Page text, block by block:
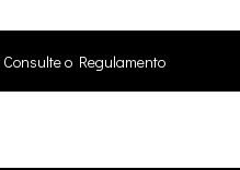
Consulte o Regulamento